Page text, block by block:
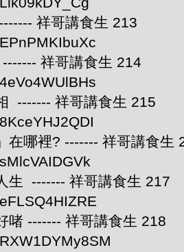
祥哥講食生 213
祥哥講食生 214
------- 祥哥講食生 215
在哪裡? ------- 祥哥講食生
生 ------- 祥哥講食生 217
啫 ------- 祥哥講食生 218